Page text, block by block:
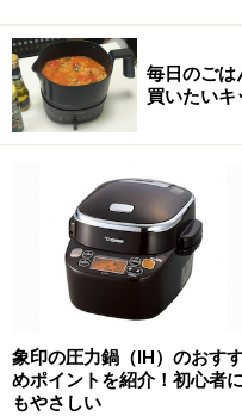
OK。ボタンひとつでポ
をしっかりと楽しめる「
選ぶこともできて、好み
毎日のご
買いたいキ
象印の圧力鍋（IH）のおす
めポイントを紹介！初心者
もやさしい